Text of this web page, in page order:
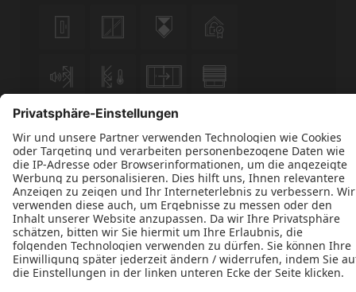
  
   
  
Datenschutz Impressum Kontakt
AGBs
Schreinerei Weber GmbH © 2026